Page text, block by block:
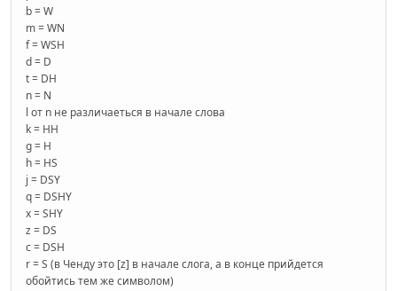
b = W
m = WN
f = WSH
d = D
t = DH
n = N
l от n не различаеться в начале слова
k = HH
g = H
h = HS
j = DSY
q = DSHY
x = SHY
z = DS
c = DSH
r = S (в Ченду это [z] в начале слога, а в конце прийдется
обойтись тем же символом)